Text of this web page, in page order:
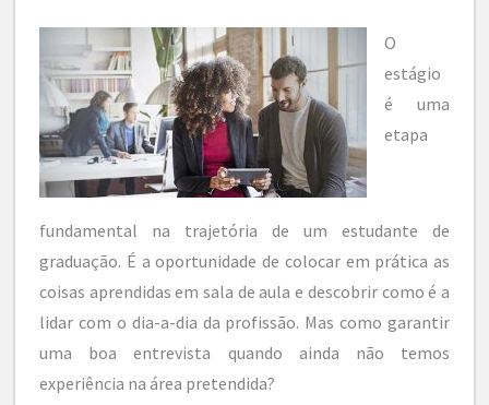
O
estágio
é uma
etapa
fundamental na trajetória de um estudante de
graduação. É a oportunidade de colocar em prática as
coisas aprendidas em sala de aula e descobrir como é a
lidar com o dia-a-dia da profissão. Mas como garantir
uma boa entrevista quando ainda não temos
experiência na área pretendida?